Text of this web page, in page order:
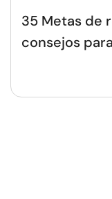
35 Metas de
consejos